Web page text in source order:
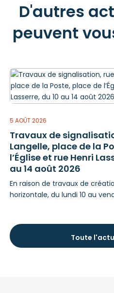
D'autres
peuvent
5 AOÛT 2026
Travaux de
Langelle, place de la
l’Église et rue Henri
au 14 août 2026
En raison de travaux de
horizontale, du lundi 10 au
de la Ville de Lourdes, des
stationnement et de
prévoir : STATIONNEMENT
Toute